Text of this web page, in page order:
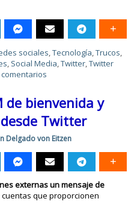
sociales,Tecnología,Trucos,
, Social Media,Twitter,Twitter
comentarios
de bienvenida y
Twitter
Delgado von Eitzen
externas un mensaje de
que proporcionen